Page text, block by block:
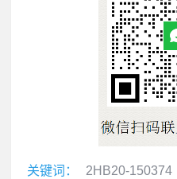
关键词： 2HB20-150374